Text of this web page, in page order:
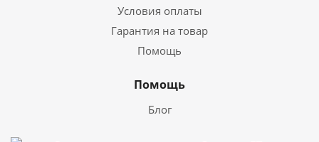
Условия оплаты
Гарантия на товар
Помощь
Помощь
Блог